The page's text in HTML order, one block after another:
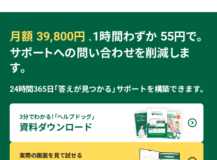
月額 39,800円 、 1時間わずか 55円で。
サポートへの問い合わせを削減しま
す。
24時間365日「答えが見つかる」サポートを構築できます。
3分でわかる！「ヘルプドッグ」
資料ダウンロード
実際の画面を見て試せる